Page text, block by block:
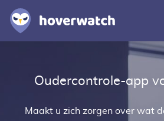
Functies
Oplossingen
Inloggen
Oudercontrole-app
Maakt u zich zorgen over wat